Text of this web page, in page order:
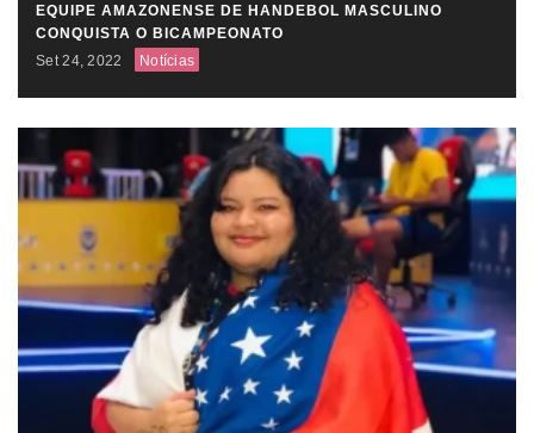
EQUIPE AMAZONENSE DE HANDEBOL MASCULINO
CONQUISTA O BICAMPEONATO
Set 24, 2022
Notícias